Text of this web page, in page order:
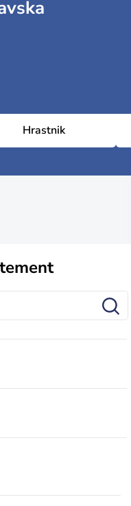
Hrastnik